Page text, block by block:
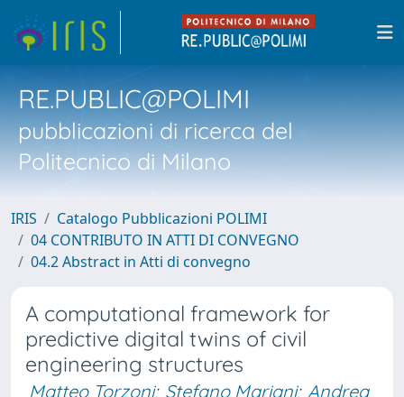
RE.PUBLIC@POLIMI
pubblicazioni di ricerca del
Politecnico di Milano
IRIS
Catalogo Pubblicazioni POLIMI
04 CONTRIBUTO IN ATTI DI CONVEGNO
04.2 Abstract in Atti di convegno
A computational framework for
predictive digital twins of civil
engineering structures
Matteo Torzoni; Stefano Mariani; Andrea